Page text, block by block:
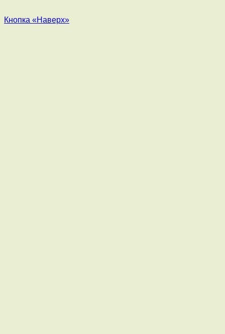
Кнопка «Наверх»